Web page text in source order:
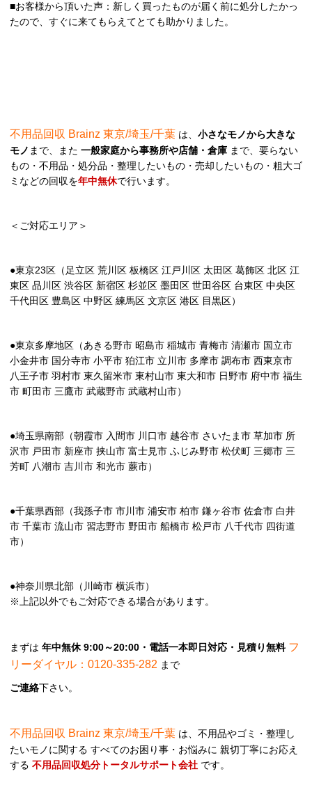
■お客様から頂いた声：新しく買ったものが届く前に処分したかっ
たので、すぐに来てもらえてとても助かりました。
不用品回収 Brainz 東京/埼玉/千葉 は、 小さなモノから大きな
モノ まで、また 一般家庭から事務所や店舗・倉庫 まで、要らない
もの・不用品・処分品・整理したいもの・売却したいもの・粗大ゴ
ミなどの回収を年中無休で行います。
＜ご対応エリア＞
●東京23区（足立区 荒川区 板橋区 江戸川区 太田区 葛飾区 北区 江
東区 品川区 渋谷区 新宿区 杉並区 墨田区 世田谷区 台東区 中央区
千代田区 豊島区 中野区 練馬区 文京区 港区 目黒区）
●東京多摩地区（あきる野市 昭島市 稲城市 青梅市 清瀬市 国立市
小金井市 国分寺市 小平市 狛江市 立川市 多摩市 調布市 西東京市
八王子市 羽村市 東久留米市 東村山市 東大和市 日野市 府中市 福生
市 町田市 三鷹市 武蔵野市 武蔵村山市）
●埼玉県南部（朝霞市 入間市 川口市 越谷市 さいたま市 草加市 所
沢市 戸田市 新座市 挟山市 富士見市 ふじみ野市 松伏町 三郷市 三
芳町 八潮市 吉川市 和光市 蕨市）
●千葉県西部（我孫子市 市川市 浦安市 柏市 鎌ヶ谷市 佐倉市 白井
市 千葉市 流山市 習志野市 野田市 船橋市 松戸市 八千代市 四街道
市）
●神奈川県北部（川崎市 横浜市）
※上記以外でもご対応できる場合があります。
まずは 年中無休 9:00～20:00・電話一本即日対応・見積り無料 フ
リーダイヤル：0120-335-282 まで
ご連絡下さい。
不用品回収 Brainz 東京/埼玉/千葉 は、不用品やゴミ・整理し
たいモノに関する すべてのお困り事・お悩みに 親切丁寧にお応え
する 不用品回収処分トータルサポート会社 です。